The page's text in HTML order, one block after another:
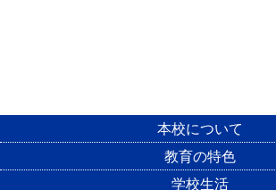
本校について
教育の特色
学校生活